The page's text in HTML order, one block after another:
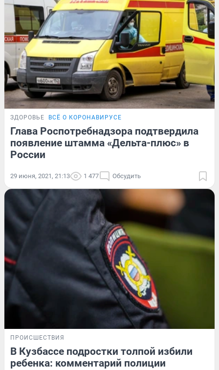
ЗДОРОВЬЕ ВСЁ О КОРОНАВИРУСЕ
Глава Роспотребнадзора подтвердила
появление штамма «Дельта-плюс» в
России
29 июня, 2021, 21:13 1 477 Обсудить
ПРОИСШЕСТВИЯ
В Кузбассе подростки толпой избили
ребенка: комментарий полиции